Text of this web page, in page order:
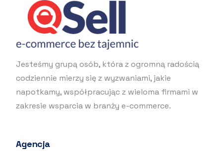
Jesteśmy grupą osób, która z ogromną radością
codziennie mierzy się z wyzwaniami, jakie
napotkamy, współpracując z wieloma firmami w
zakresie wsparcia w branży e-commerce.
Agencja